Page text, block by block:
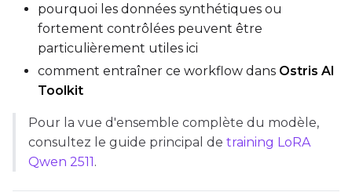
TRAINING
pourquoi les données synthétiques ou
fortement contrôlées peuvent être
particulièrement utiles ici
comment entraîner ce workflow dans Ostris AI
Toolkit
Pour la vue d'ensemble complète du modèle,
consultez le guide principal de training LoRA
Qwen 2511.